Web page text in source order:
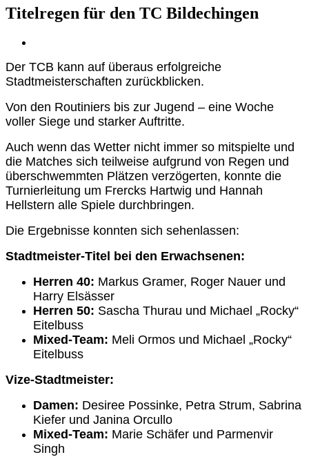
Titelregen für den TC Bildechingen
Bild
Der TCB kann auf überaus erfolgreiche
Stadtmeisterschaften zurückblicken.
Von den Routiniers bis zur Jugend – eine Woche
voller Siege und starker Auftritte.
Auch wenn das Wetter nicht immer so mitspielte und
die Matches sich teilweise aufgrund von Regen und
überschwemmten Plätzen verzögerten, konnte die
Turnierleitung um Frercks Hartwig und Hannah
Hellstern alle Spiele durchbringen.
Die Ergebnisse konnten sich sehenlassen:
Stadtmeister-Titel bei den Erwachsenen:
Herren 40: Markus Gramer, Roger Nauer und
Harry Elsässer
Herren 50: Sascha Thurau und Michael „Rocky“
Eitelbuss
Mixed-Team: Meli Ormos und Michael „Rocky“
Eitelbuss
Vize-Stadtmeister:
Damen: Desiree Possinke, Petra Strum, Sabrina
Kiefer und Janina Orcullo
Mixed-Team: Marie Schäfer und Parmenvir
Singh